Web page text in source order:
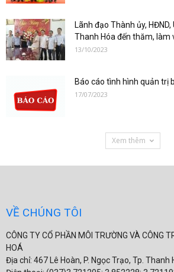
Lãnh đạo Thành ủy,
Thanh Hóa đến thăm, làm
13/10/2023
Báo cáo tình hình quản trị
17/07/2023
Xem thêm
VỀ CHÚNG TÔI
CÔNG TY CỔ PHẦN MÔI TRƯỜNG VÀ CÔNG
HOÁ
Địa chỉ: 467 Lê Hoàn, P. Ngọc Trạo, Tp. Thanh